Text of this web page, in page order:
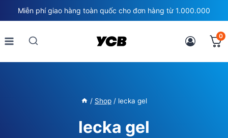
to
content
Miễn phí giao hàng toàn quốc cho đơn hàng từ 1.000.000
0
/ Shop / lecka gel
lecka gel